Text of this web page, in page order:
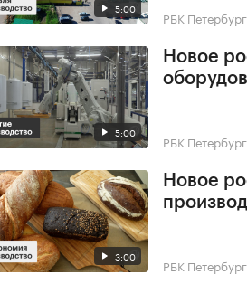
5:00 РБК
5:00
Новое
РБК
3:00
Новое
РБК